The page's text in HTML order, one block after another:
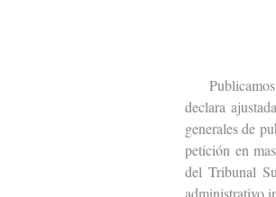
Publicamos
declara
generales de
petición en
del Tribunal
administrativo